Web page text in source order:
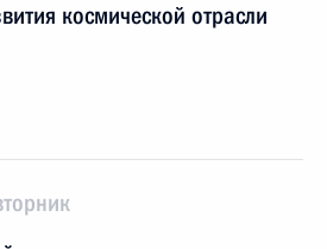
космической отрасли